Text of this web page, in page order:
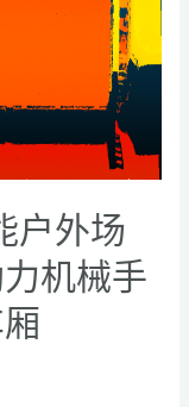
户外场
机械手